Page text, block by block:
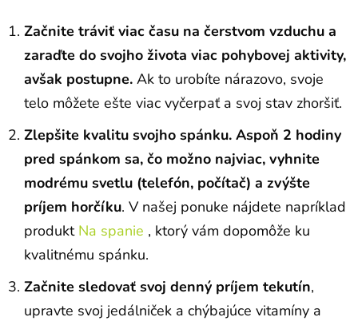
Začnite tráviť viac času na čerstvom vzduchu a
zaraďte do svojho života viac pohybovej aktivity,
avšak postupne. Ak to urobíte nárazovo, svoje
telo môžete ešte viac vyčerpať a svoj stav zhoršiť.
Zlepšite kvalitu svojho spánku. Aspoň 2 hodiny
pred spánkom sa, čo možno najviac, vyhnite
modrému svetlu (telefón, počítač) a zvýšte
príjem horčíku. V našej ponuke nájdete napríklad
produkt Na spanie , ktorý vám dopomôže ku
kvalitnému spánku.
Začnite sledovať svoj denný príjem tekutín,
upravte svoj jedálniček a chýbajúce vitamíny a